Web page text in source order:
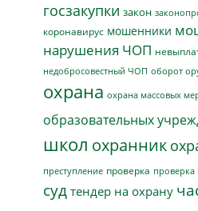
госзакупки закон
коронавирус мошенники
нарушения ЧОП
недобросовестный ЧОП оборот
охрана охрана массовых
образовательных
школ охранник
преступление проверка
суд тендер на охрану